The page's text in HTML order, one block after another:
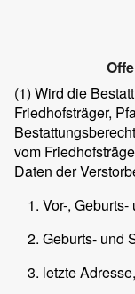
(1) Wird die
Friedhofsträger,
vom
Daten der
Vor-,
Geburts- und
letzte Adresse,